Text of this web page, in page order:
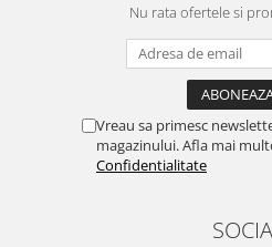
Nu rata ofertele si
Vreau sa primesc
magazinului. Afla mai
Confidentialitate